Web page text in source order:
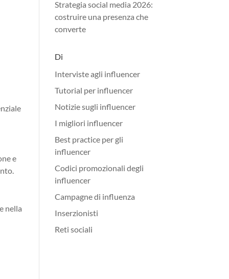
e
nella
Strategia social media 2026:
costruire una presenza che
converte
Di
Interviste agli influencer
Tutorial per influencer
Notizie sugli influencer
I migliori influencer
Best practice per gli
influencer
Codici promozionali degli
influencer
Campagne di influenza
Inserzionisti
Reti sociali